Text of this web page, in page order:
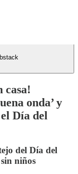
casa!
onda’ y
Día del
del Día del
niños